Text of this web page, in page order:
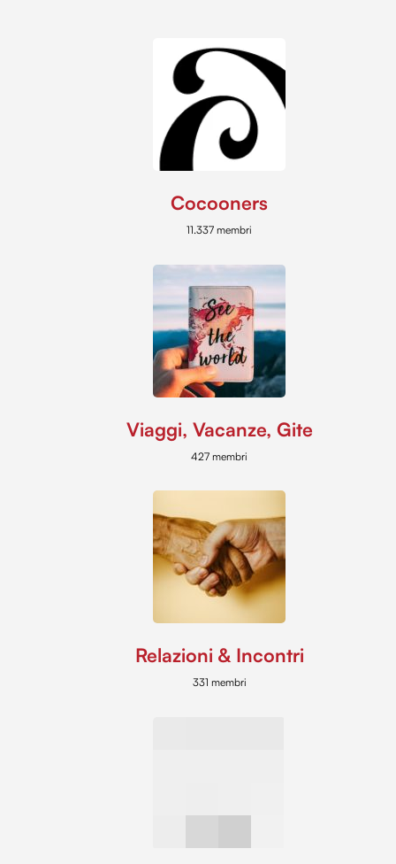
Cocooners
11.337 membri
Viaggi, Vacanze, Gite
427 membri
Relazioni & Incontri
331 membri